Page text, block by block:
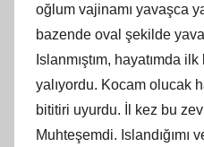
oğlum vajinamı yavaşca
bazende oval şekilde
Islanmıştım, hayatımda
yalıyordu. Kocam olucak
bititiri uyurdu. İl kez bu
Muhteşemdi. Islandığımı